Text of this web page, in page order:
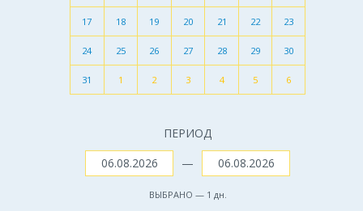
17 18 19 20 21 22 23
24 25 26 27 28 29 30
31 1 2 3 4 5 6
ПЕРИОД
—
ВЫБРАНО — 1 дн.